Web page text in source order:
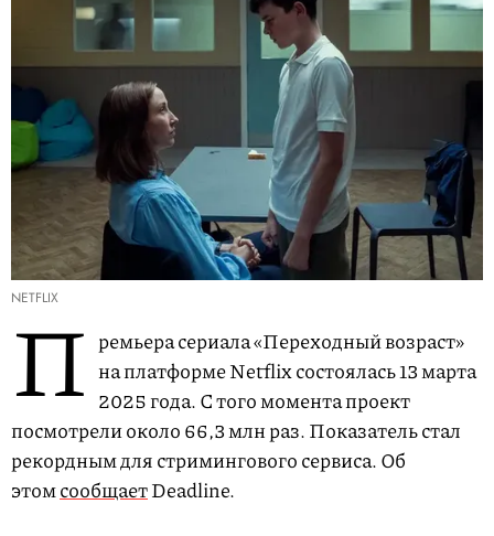
NETFLIX
П ремьера сериала «Переходный возраст»
на платформе Netflix состоялась 13 марта
2025 года. С того момента проект
посмотрели около 66,3 млн раз. Показатель стал
рекордным для стримингового сервиса. Об
этомсообщаетDeadline.